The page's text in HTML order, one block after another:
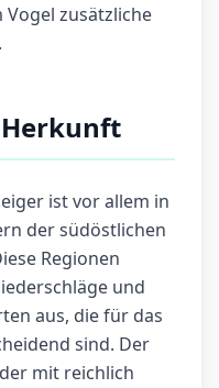
zusätzliche
ist vor allem in
der südöstlichen
Regionen
und
aus, die für das
sind. Der
mit reichlich